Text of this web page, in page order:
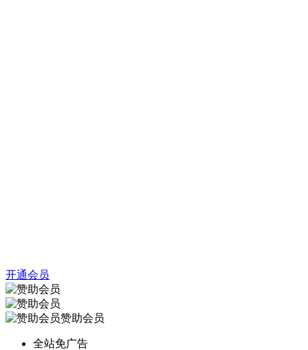
开通会员
赞助会员
全站免广告